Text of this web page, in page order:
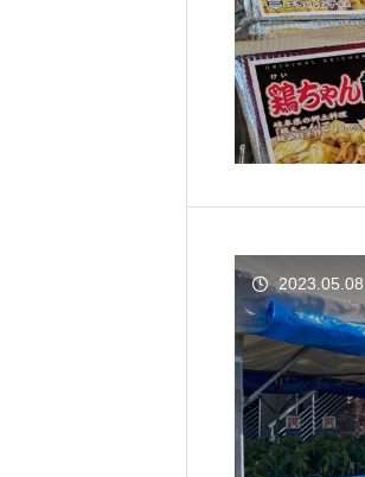
2023.05.08